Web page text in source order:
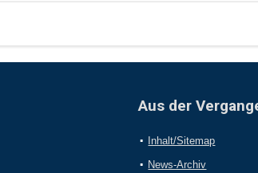
Aus der
Inhalt/Sitemap
News-Archiv